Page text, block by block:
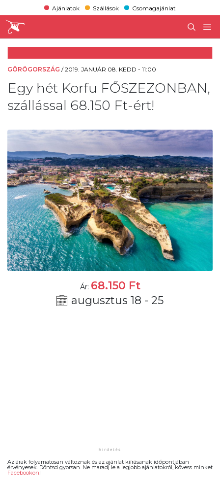
Ajánlatok Szállások Csomagajánlat
GÖRÖGORSZÁG /2019. JANUÁR 08. KEDD - 11:00
Egy hét Korfu FŐSZEZONBAN,
szállással 68.150 Ft-ért!
Ár: 68.150 Ft
augusztus 18 - 25
Az árak folyamatosan változnak és az ajánlat kiírásanak időpontjában
érvényesek. Döntsd gyorsan. Ne maradj le a legjobb ajánlatokról, kövess minket
Facebookon!